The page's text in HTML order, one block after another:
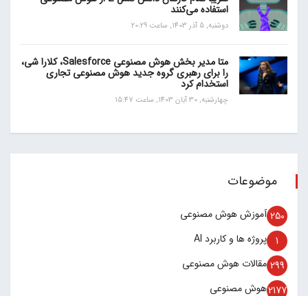
استفاده می‌کنند
دوشنبه, 5 آذر 1403, ساعت 20:29
متا مدیر بخش هوش مصنوعی Salesforce، کلارا شی،
را برای رهبری گروه جدید هوش مصنوعی تجاری
استخدام کرد
چهارشنبه, 30 آبان 1403, ساعت 15:47
موضوعات
آموزش هوش مصنوعی 250
پروژه ها و کاربرد AI 1
مقالات هوش مصنوعی 299
هوش مصنوعی2177